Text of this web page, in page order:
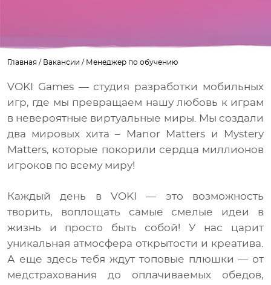
Блог
Контакты
Медиа
RU
EN
Главная / Вакансии / Менеджер по обучению
VOKI Games — студия разработки мобильных
игр, где мы превращаем нашу любовь к играм
в невероятные виртуальные миры. Мы создали
два мировых хита – Manor Matters и Mystery
Matters, которые покорили сердца миллионов
игроков по всему миру!
Каждый день в VOKI — это возможность
творить, воплощать самые смелые идеи в
жизнь и просто быть собой! У нас царит
уникальная атмосфера открытости и креатива.
А еще здесь тебя ждут топовые плюшки — от
медстрахования до оплачиваемых обедов,